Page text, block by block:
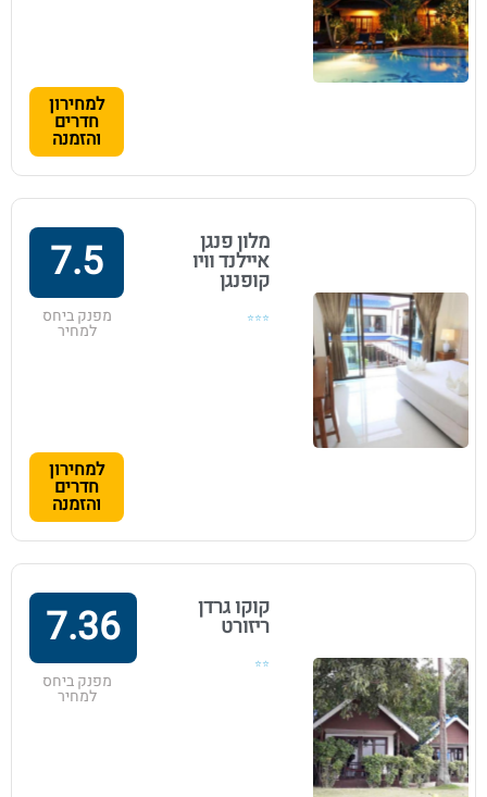
למחירון
חדרים
והזמנה
מלון פנגן
איילנד וויו
קופנגן
⭐⭐⭐
7.5
מפנק ביחס
למחיר
למחירון
חדרים
והזמנה
קוקו גרדן
ריזורט
⭐⭐
7.36
מפנק ביחס
למחיר